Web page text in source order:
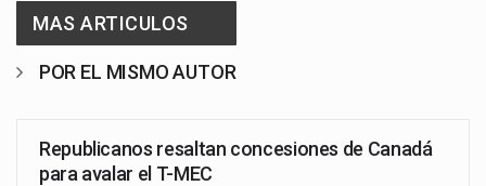
MAS ARTICULOS
POR EL MISMO AUTOR
Republicanos resaltan concesiones de Canadá
para avalar el T-MEC